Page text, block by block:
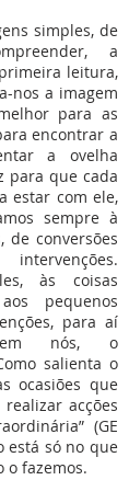
simples, de
a
leitura,
nos a imagem
para as
encontrar a
a ovelha
para que cada
estar com ele,
sempre à
de conversões
às coisas
pequenos
para aí
em nós, o
salienta o
ocasiões que
acções
(GE
está só no que
o fazemos.